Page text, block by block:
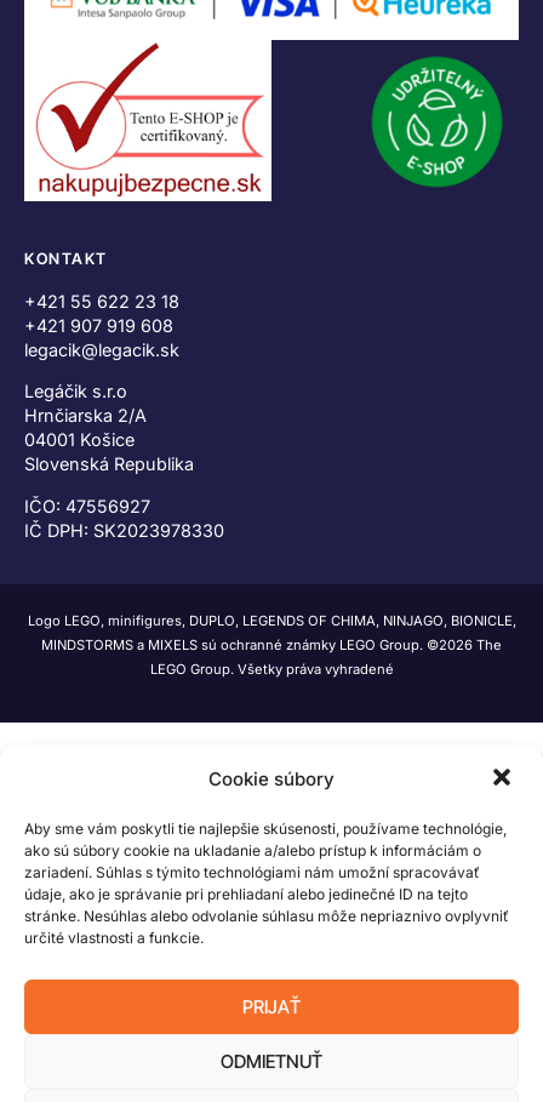
Cookie súbory
Aby sme vám poskytli tie najlepšie skúsenosti, používame technológie,
ako sú súbory cookie na ukladanie a/alebo prístup k informáciám o
zariadení. Súhlas s týmito technológiami nám umožní spracovávať
údaje, ako je správanie pri prehliadaní alebo jedinečné ID na tejto
stránke. Nesúhlas alebo odvolanie súhlasu môže nepriaznivo ovplyvniť
určité vlastnosti a funkcie.
PRIJAŤ
ODMIETNUŤ
KONTAKT
+421 55 622 23 18
+421 907 919 608
legacik@legacik.sk
Legáčik s.r.o
Hrnčiarska 2/A
04001 Košice
Slovenská Republika
IČO: 47556927
IČ DPH: SK2023978330
Logo LEGO, minifigures, DUPLO, LEGENDS OF CHIMA, NINJAGO, BIONICLE,
MINDSTORMS a MIXELS sú ochranné známky LEGO Group. ©2026 The
LEGO Group. Všetky práva vyhradené